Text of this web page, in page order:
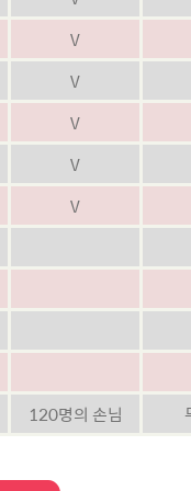
V
V
V
V
V
120명의 손님